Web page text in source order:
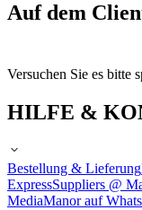
Auf dem
Versuchen Sie es bitte
HILFE &
Bestellung & Lieferung
ExpressSuppliers @
MediaManor auf